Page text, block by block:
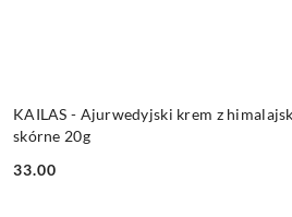
KAILAS - Ajurwedyjski krem z
skórne 20g
Cena:
33.00